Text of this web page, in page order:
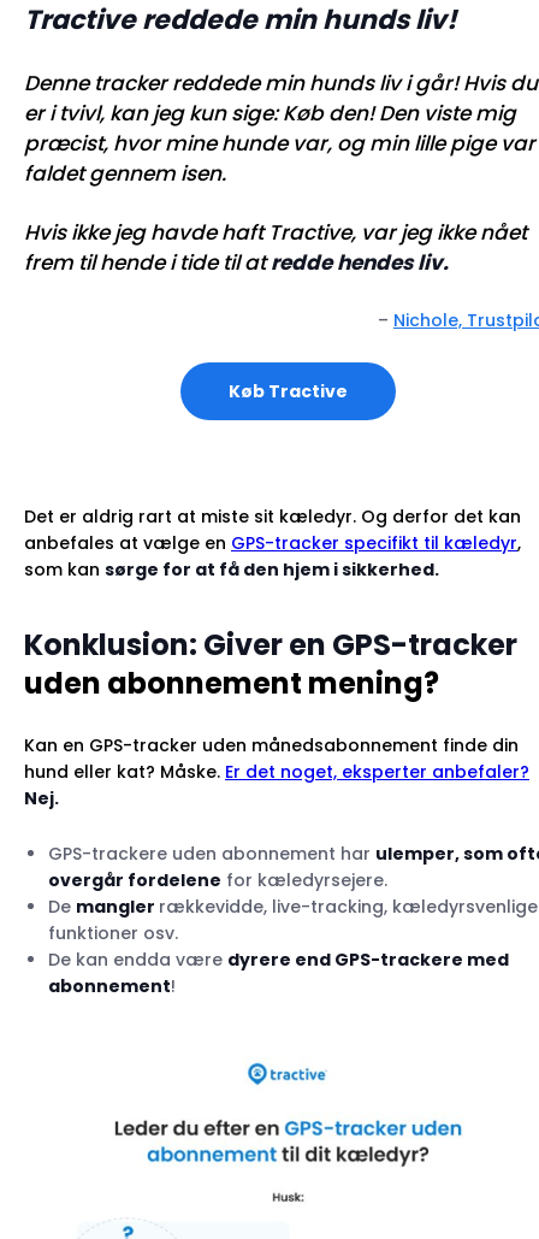
Tractive reddede min hunds liv!
Denne tracker reddede min hunds liv i går! Hvis du
er i tvivl, kan jeg kun sige: Køb den! Den viste mig
præcist, hvor mine hunde var, og min lille pige var
faldet gennem isen.
Hvis ikke jeg havde haft Tractive, var jeg ikke nået
frem til hende i tide til atredde hendes liv.
– Nichole,
Køb Tractive
Det er aldrig rart at miste sit kæledyr. Og derfor det kan
anbefales at vælge en GPS-tracker specifikt til kæledyr,
som kan sørge for at få den hjem i sikkerhed.
Konklusion: Giver en GPS-tracker
uden abonnement mening?
Kan en GPS-tracker uden månedsabonnement finde din
hund eller kat? Måske. Er det noget, eksperter anbefaler?
Nej.
GPS-trackere uden abonnement har ulemper, som
overgår fordelene for kæledyrsejere.
De mangler rækkevidde, live-tracking, kæledyrsvenlige
funktioner osv.
De kan endda være dyrere end GPS-trackere med
abonnement!